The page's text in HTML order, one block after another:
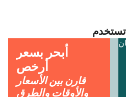
أبحر بسعر
أرخص
قارن بين الأسعار
والأوقات والطرق